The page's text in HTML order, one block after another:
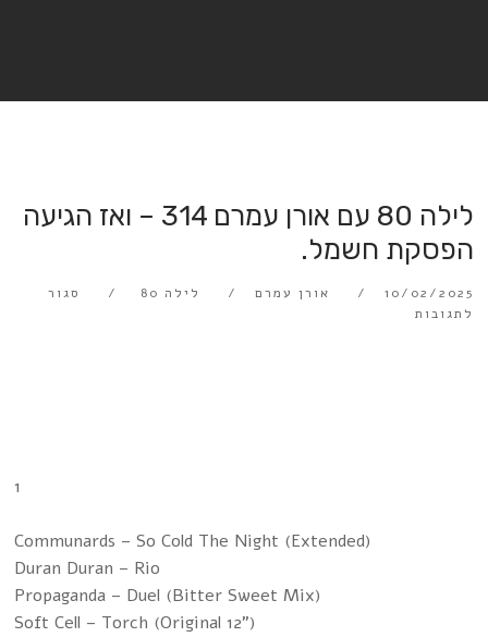
לילה 80 עם אורן עמרם 314 – ואז הגיעה
הפסקת חשמל.
10/02/2025 אורן עמרם לילה 80
סגור
לתגובות
1
Communards – So Cold The Night (Extended)
Duran Duran – Rio
Propaganda – Duel (Bitter Sweet Mix)
Soft Cell – Torch (Original 12")